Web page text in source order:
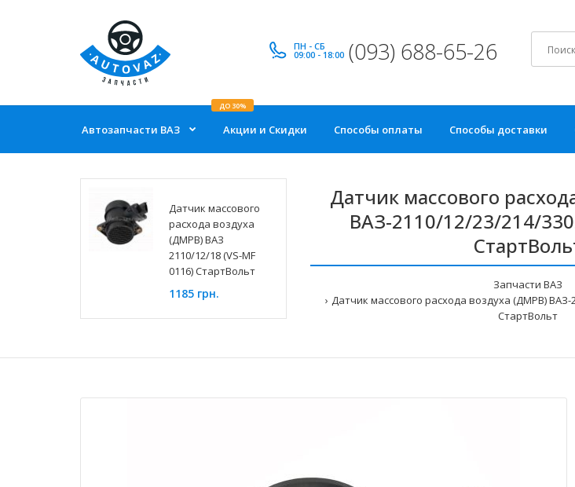
ПН - СБ
09:00 - 18:00 (093) 688-65-26
Автозапчасти ВАЗ Акции и Скидки
ДО 30%
Способы оплаты Способы доставки
Датчик массового
расхода воздуха
(ДМРВ) ВАЗ
2110/12/18 (VS-MF
0116) СтартВольт
1185 грн.
Датчик массового
ВАЗ-2110/12/23/214/
Запчасти ВАЗ
Датчик массового расхода воздуха (ДМРВ) ВАЗ-
СтартВольт